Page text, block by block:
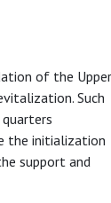
of the Upper
Such
the initialization
support and